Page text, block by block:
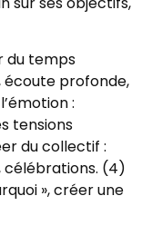
du temps
écoute profonde,
:
tensions
du collectif :
célébrations. (4)
», créer une